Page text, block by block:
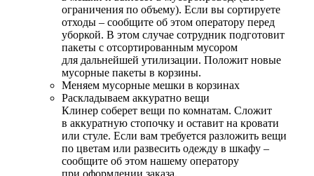
ограничения по объему). Если вы сортируете
отходы – сообщите об этом оператору перед
уборкой. В этом случае сотрудник подготовит
пакеты с отсортированным мусором
для дальнейшей утилизации. Положит новые
мусорные пакеты в корзины.
Меняем мусорные мешки в корзинах
Раскладываем аккуратно вещи
Клинер соберет вещи по комнатам. Сложит
в аккуратную стопочку и оставит на кровати
или стуле. Если вам требуется разложить вещи
по цветам или развесить одежду в шкафу –
сообщите об этом нашему оператору
при оформлении заказа.